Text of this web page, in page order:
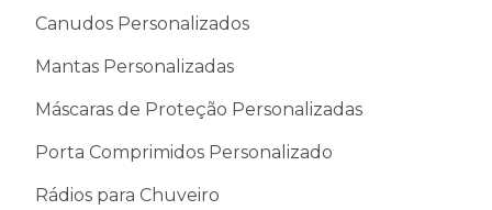
Canudos Personalizados
Mantas Personalizadas
Máscaras de Proteção Personalizadas
Porta Comprimidos Personalizado
Rádios para Chuveiro